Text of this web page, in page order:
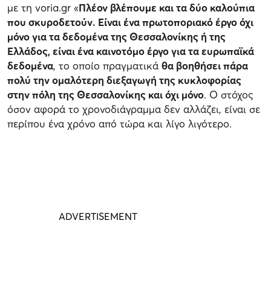
με τη voria.gr «Πλέον βλέπουμε και τα δύο καλούπια
που σκυροδετούν. Είναι ένα πρωτοποριακό έργο όχι
μόνο για τα δεδομένα της Θεσσαλονίκης ή της
Ελλάδος, είναι ένα καινοτόμο έργο για τα ευρωπαϊκά
δεδομένα, το οποίο πραγματικά θα βοηθήσει πάρα
πολύ την ομαλότερη διεξαγωγή της κυκλοφορίας
στην πόλη της Θεσσαλονίκης και όχι μόνο. Ο στόχος
όσον αφορά το χρονοδιάγραμμα δεν αλλάζει, είναι σε
περίπου ένα χρόνο από τώρα και λίγο λιγότερο.